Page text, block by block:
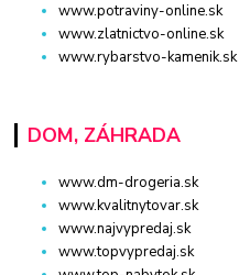
www.potraviny-online.sk
www.zlatnictvo-online.sk
www.rybarstvo-kamenik.sk
DOM, ZÁHRADA
www.dm-drogeria.sk
www.kvalitnytovar.sk
www.najvypredaj.sk
www.topvypredaj.sk